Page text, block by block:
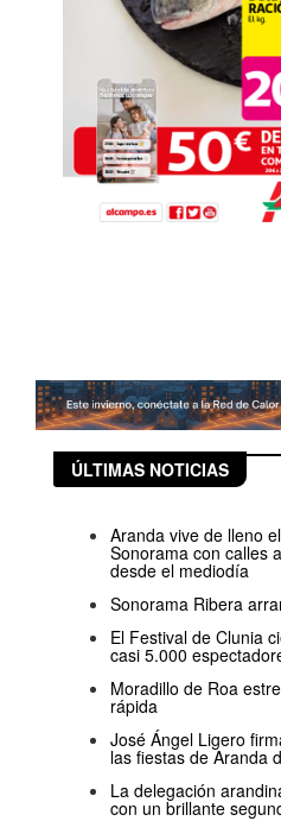
ÚLTIMAS NOTICIAS
Aranda vive de lleno
Sonorama con calles
desde el mediodía
Sonorama Ribera
El Festival de Clunia
casi 5.000
Moradillo de Roa
rápida
José Ángel Ligero
las fiestas de Aranda
La delegación
con un brillante